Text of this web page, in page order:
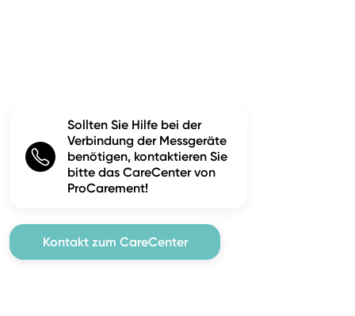
Sollten Sie Hilfe bei der
Verbindung der Messgeräte
benötigen, kontaktieren Sie
bitte das CareCenter von
ProCarement!
Kontakt zum CareCenter